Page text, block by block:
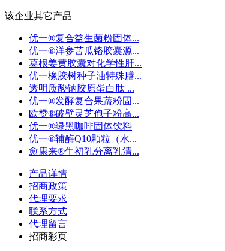
该企业其它产品
优一®复合益生菌粉固体...
优一®洋参苦瓜铬胶囊源...
葛根姜黄胶囊对化学性肝...
优一橡胶树种子油特殊膳...
透明质酸钠胶原蛋白肽 ...
优一®发酵复合果蔬粉固...
欧赞®破壁灵芝孢子粉高...
优一®绿黑咖啡固体饮料
优一®辅酶Q10颗粒（水...
愈康来®牛初乳分离乳清...
产品详情
招商政策
代理要求
联系方式
代理留言
招商彩页